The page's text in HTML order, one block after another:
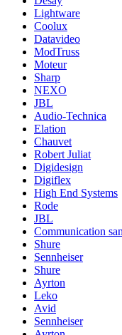
Lightware
Coolux
Datavideo
ModTruss
Moteur
Sharp
NEXO
JBL
Audio-Technica
Elation
Chauvet
Robert Juliat
Digidesign
Digiflex
High End Systems
Rode
JBL
Communication
Shure
Sennheiser
Shure
Ayrton
Leko
Avid
Sennheiser